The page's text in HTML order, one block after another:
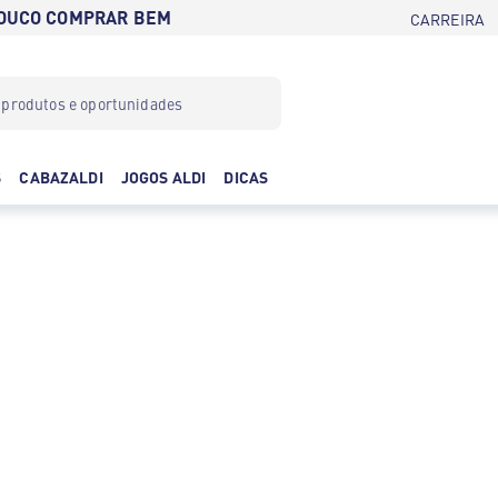
COMPRAR BEM CARREIRA
CABAZALDI JOGOS ALDI DICAS